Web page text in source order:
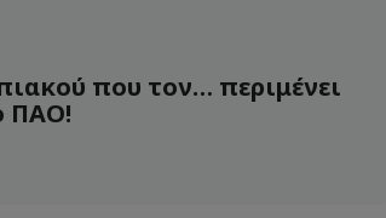
που τον… περιμένει
ΠΑΟ!